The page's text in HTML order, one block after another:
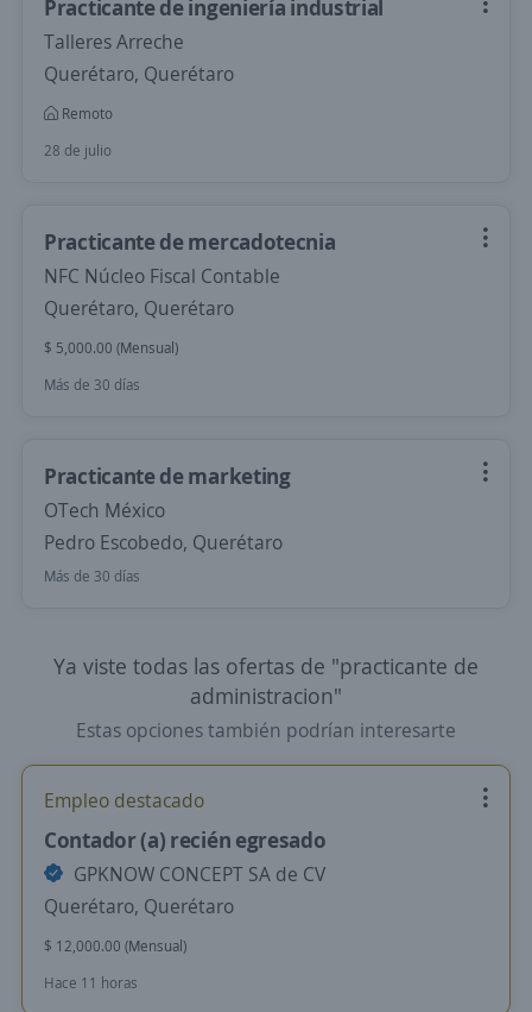
Practicante de ingeniería industrial
Talleres Arreche
Querétaro, Querétaro
Remoto
28 de julio
Practicante de mercadotecnia
NFC Núcleo Fiscal Contable
Querétaro, Querétaro
$ 5,000.00 (Mensual)
Más de 30 días
Practicante de marketing
OTech México
Pedro Escobedo, Querétaro
Más de 30 días
Ya viste todas las ofertas de "practicante de
administracion"
Estas opciones también podrían interesarte
Empleo destacado
Contador (a) recién egresado
GPKNOW CONCEPT SA de CV
Querétaro, Querétaro
$ 12,000.00 (Mensual)
Hace 11 horas